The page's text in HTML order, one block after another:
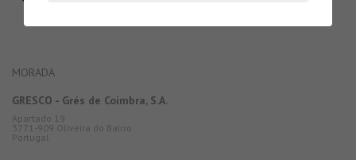
MORADA
GRESCO - Grés de Coimbra, S.A.
Apartado 19
3771-909 Oliveira do Bairro
Portugal